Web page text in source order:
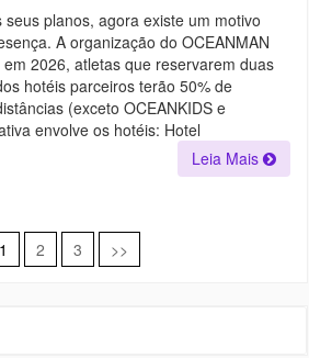
NOVIDADES
PARA
2026
NO
OCEANMAN
CATTOLICA,
ITÁLIA
planos, agora existe um motivo
A organização do OCEANMAN
2026, atletas que reservarem duas
hotéis parceiros terão 50% de
(exceto OCEANKIDS e
envolve os hotéis: Hotel
Leia Mais
1 2 3 >>